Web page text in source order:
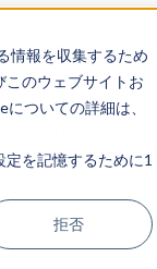
情報を収集するため
のウェブサイトお
ついての詳細は、
を記憶するために1
拒否
けます
知財お仕事ナビ